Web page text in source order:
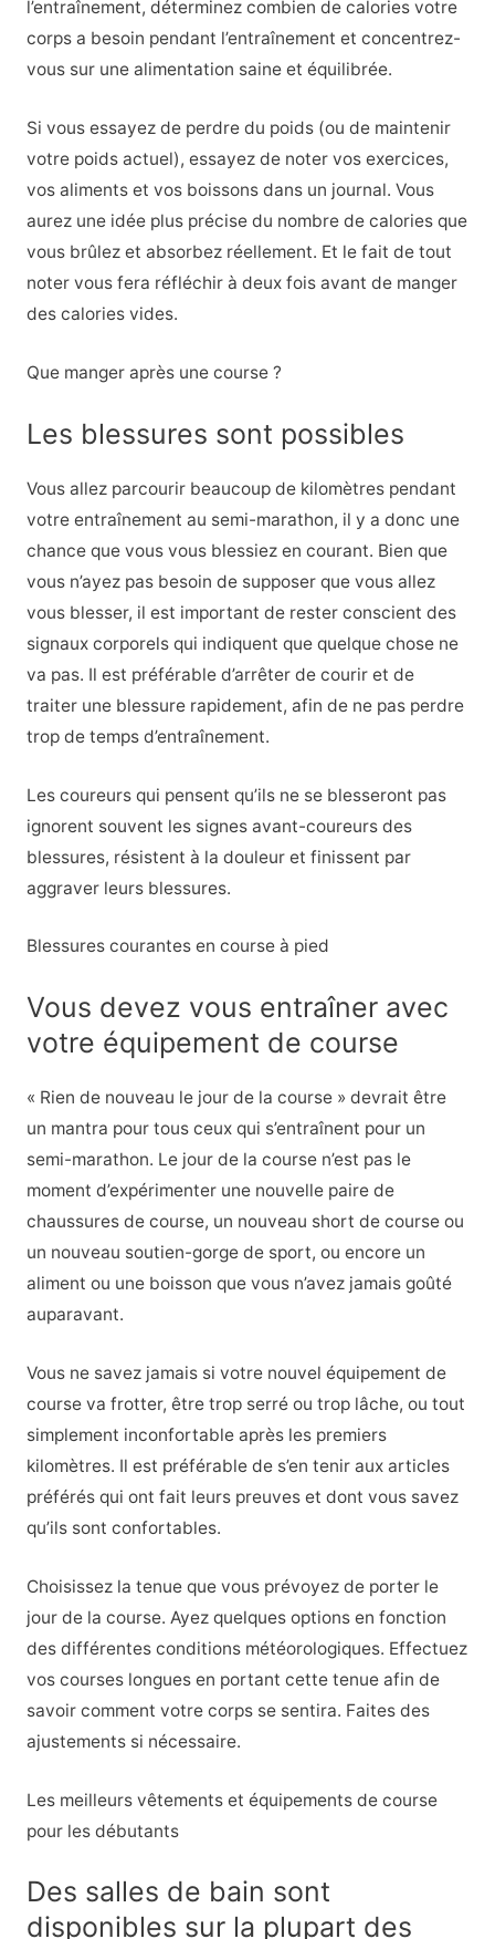
l’entraînement, déterminez combien de calories votre
corps a besoin pendant l’entraînement et concentrez-
vous sur une alimentation saine et équilibrée.
Si vous essayez de perdre du poids (ou de maintenir
votre poids actuel), essayez de noter vos exercices,
vos aliments et vos boissons dans un journal. Vous
aurez une idée plus précise du nombre de calories que
vous brûlez et absorbez réellement. Et le fait de tout
noter vous fera réfléchir à deux fois avant de manger
des calories vides.
Que manger après une course ?
Les blessures sont possibles
Vous allez parcourir beaucoup de kilomètres pendant
votre entraînement au semi-marathon, il y a donc une
chance que vous vous blessiez en courant. Bien que
vous n’ayez pas besoin de supposer que vous allez
vous blesser, il est important de rester conscient des
signaux corporels qui indiquent que quelque chose ne
va pas. Il est préférable d’arrêter de courir et de
traiter une blessure rapidement, afin de ne pas perdre
trop de temps d’entraînement.
Les coureurs qui pensent qu’ils ne se blesseront pas
ignorent souvent les signes avant-coureurs des
blessures, résistent à la douleur et finissent par
aggraver leurs blessures.
Blessures courantes en course à pied
Vous devez vous entraîner avec
votre équipement de course
« Rien de nouveau le jour de la course » devrait être
un mantra pour tous ceux qui s’entraînent pour un
semi-marathon. Le jour de la course n’est pas le
moment d’expérimenter une nouvelle paire de
chaussures de course, un nouveau short de course ou
un nouveau soutien-gorge de sport, ou encore un
aliment ou une boisson que vous n’avez jamais goûté
auparavant.
Vous ne savez jamais si votre nouvel équipement de
course va frotter, être trop serré ou trop lâche, ou tout
simplement inconfortable après les premiers
kilomètres. Il est préférable de s’en tenir aux articles
préférés qui ont fait leurs preuves et dont vous savez
qu’ils sont confortables.
Choisissez la tenue que vous prévoyez de porter le
jour de la course. Ayez quelques options en fonction
des différentes conditions météorologiques. Effectuez
vos courses longues en portant cette tenue afin de
savoir comment votre corps se sentira. Faites des
ajustements si nécessaire.
Les meilleurs vêtements et équipements de course
pour les débutants
Des salles de bain sont
disponibles sur la plupart des